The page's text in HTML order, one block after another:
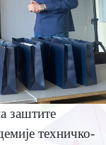
заштитe
тeхничко-